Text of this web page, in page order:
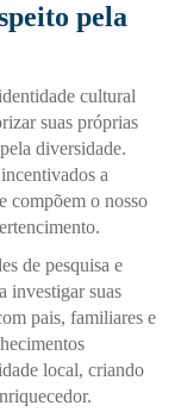
pela
cultural
suas próprias
diversidade.
a
compõem o nosso
de pesquisa e
investigar suas
pais, familiares e
local, criando